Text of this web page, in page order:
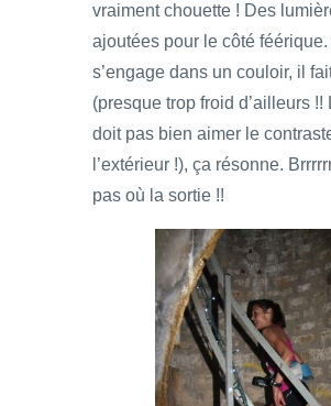
vraiment chouette ! Des
ajoutées pour le côté féérique.
s’engage dans un couloir, il
(presque trop froid d’ailleurs !!
doit pas bien aimer le
l’extérieur !), ça résonne.
pas où la sortie !!